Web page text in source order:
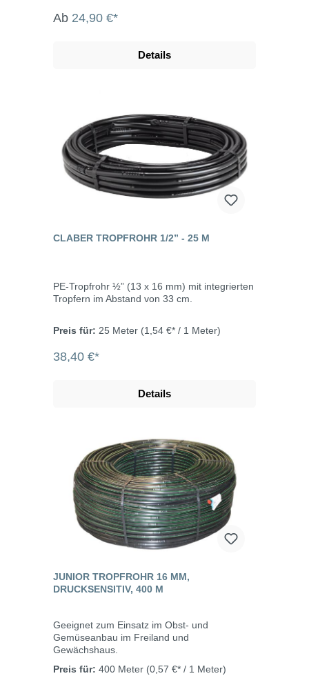
Ab 24,90 €*
Details
CLABER TROPFROHR 1/2” - 25 M
PE-Tropfrohr ½” (13 x 16 mm) mit integrierten
Tropfern im Abstand von 33 cm.
Preis für: 25 Meter (1,54 €* / 1 Meter)
38,40 €*
Details
JUNIOR TROPFROHR 16 MM,
DRUCKSENSITIV, 400 M
Geeignet zum Einsatz im Obst- und
Gemüseanbau im Freiland und
Gewächshaus.
Preis für: 400 Meter (0,57 €* / 1 Meter)